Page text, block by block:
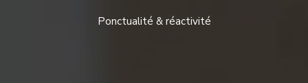
Ponctualité & réactivité